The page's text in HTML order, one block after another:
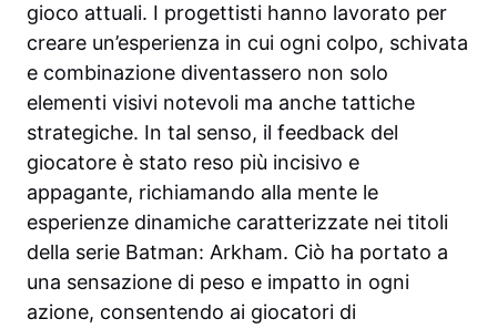
gioco attuali. I progettisti hanno lavorato per
creare un’esperienza in cui ogni colpo, schivata
e combinazione diventassero non solo
elementi visivi notevoli ma anche tattiche
strategiche. In tal senso, il feedback del
giocatore è stato reso più incisivo e
appagante, richiamando alla mente le
esperienze dinamiche caratterizzate nei titoli
della serie Batman: Arkham. Ciò ha portato a
una sensazione di peso e impatto in ogni
azione, consentendo ai giocatori di